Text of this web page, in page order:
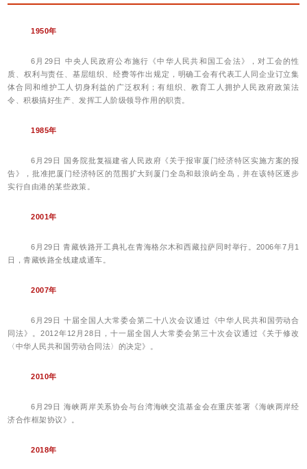
1950年
6月29日 中央人民政府公布施行《中华人民共和国工会法》，对工会的性
质、权利与责任、基层组织、经费等作出规定，明确工会有代表工人同企业订立集
体合同和维护工人切身利益的广泛权利；有组织、教育工人拥护人民政府政策法
令、积极搞好生产、发挥工人阶级领导作用的职责。
1985年
6月29日 国务院批复福建省人民政府《关于报审厦门经济特区实施方案的报
告》，批准把厦门经济特区的范围扩大到厦门全岛和鼓浪屿全岛，并在该特区逐步
实行自由港的某些政策。
2001年
6月29日 青藏铁路开工典礼在青海格尔木和西藏拉萨同时举行。2006年7月1
日，青藏铁路全线建成通车。
2007年
6月29日 十届全国人大常委会第二十八次会议通过《中华人民共和国劳动合
同法》。2012年12月28日，十一届全国人大常委会第三十次会议通过《关于修改
〈中华人民共和国劳动合同法〉的决定》。
2010年
6月29日 海峡两岸关系协会与台湾海峡交流基金会在重庆签署《海峡两岸经
济合作框架协议》。
2018年